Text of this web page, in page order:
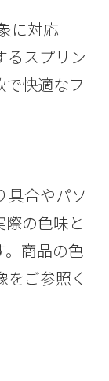
に対応
るスプリン
で快適なフ
具合やパソ
際の色味と
。商品の色
をご参照く